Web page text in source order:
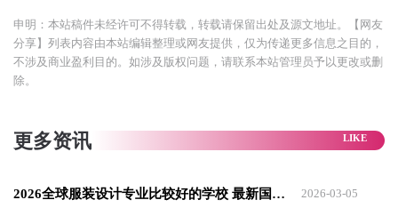
市场的平衡。毕业生有 Tom Ford、Marc
Jacobs、Alexander Wang 等。
职场的学生。
​伦敦时装学院 - LCF(英国伦敦)​​
申明：本站稿件未经许可不得转载，转载请保留出处及源文地址。【网友
分享】列表内容由本站编辑整理或网友提供，仅为传递更多信息之目的，
不涉及商业盈利目的。如涉及版权问题，请联系本站管理员予以更改或删
除。
更多资讯
2026全球服装设计专业比较好的学校 最新国内外优秀院校推荐 2026-03-05